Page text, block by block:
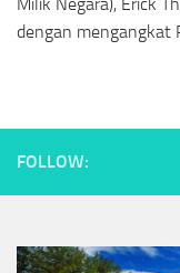
dengan mengangkat
FOLLOW: